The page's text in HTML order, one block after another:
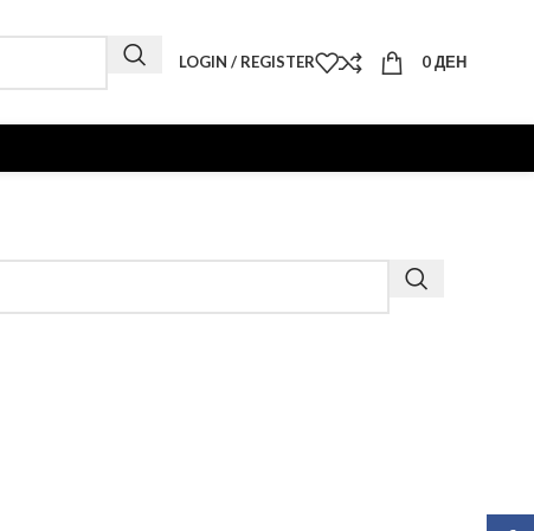
LOGIN / REGISTER 0ДЕН